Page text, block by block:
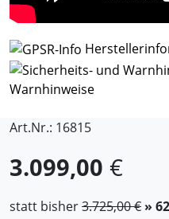
Warnhinweise
Art.Nr.: 16815
3.099,00 €
statt bisher3.725,00 € »